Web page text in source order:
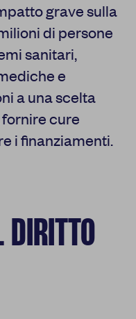
grave sulla
di persone
sanitari,
e
a una scelta
cure
i finanziamenti.
DIRITTO